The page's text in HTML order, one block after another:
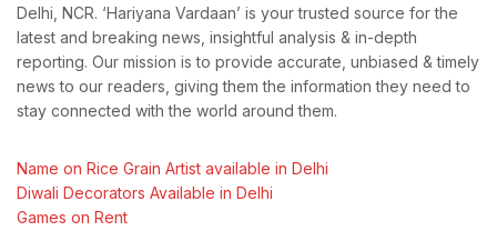
Delhi, NCR. ‘Hariyana Vardaan’ is your trusted source for the
latest and breaking news, insightful analysis & in-depth
reporting. Our mission is to provide accurate, unbiased & timely
news to our readers, giving them the information they need to
stay connected with the world around them.
Name on Rice Grain Artist available in Delhi
Diwali Decorators Available in Delhi
Games on Rent